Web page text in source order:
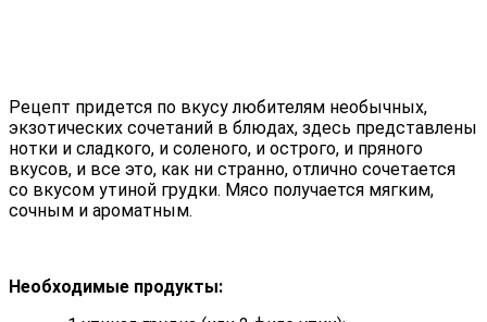
Рецепт придется по вкусу любителям необычных,
экзотических сочетаний в блюдах, здесь представлены
нотки и сладкого, и соленого, и острого, и пряного
вкусов, и все это, как ни странно, отлично сочетается
со вкусом утиной грудки. Мясо получается мягким,
сочным и ароматным.
Необходимые продукты: